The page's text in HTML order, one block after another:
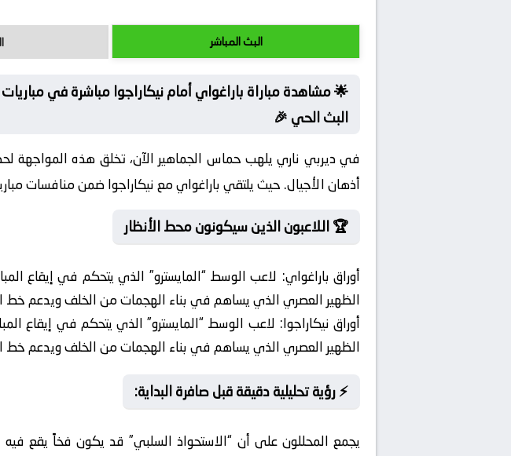
البث المباشر
🌟 مشاهدة مباراة باراغواي أمام نيكاراجوا مباشرة في
البث الحي 🎉
في ديربي ناري يلهب حماس الجماهير الآن، تخلق هذه
أذهان الأجيال. حيث يلتقي باراغواي مع نيكاراجوا ضمن منافسات
🏆 اللاعبون الذين سيكونون محط الأنظار
أوراق باراغواي: لاعب الوسط “المايسترو” الذي يتحكم في إيقاع
الظهير العصري الذي يساهم في بناء الهجمات من الخلف ويدعم خط
أوراق نيكاراجوا: لاعب الوسط “المايسترو” الذي يتحكم في إيقاع
الظهير العصري الذي يساهم في بناء الهجمات من الخلف ويدعم خط
⚡ رؤية تحليلية دقيقة قبل صافرة البداية:
يجمع المحللون على أن “الاستحواذ السلبي” قد يكون فخاً يقع